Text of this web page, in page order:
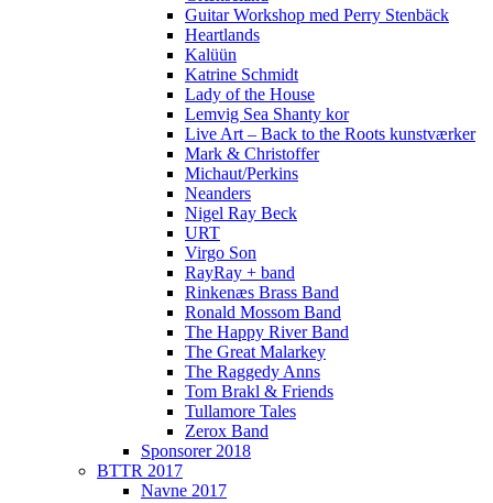
Guitar Workshop med Perry Stenbäck
Heartlands
Kalüün
Katrine Schmidt
Lady of the House
Lemvig Sea Shanty kor
Live Art – Back to the Roots kunstværker
Mark & Christoffer
Michaut/Perkins
Neanders
Nigel Ray Beck
URT
Virgo Son
RayRay + band
Rinkenæs Brass Band
Ronald Mossom Band
The Happy River Band
The Great Malarkey
The Raggedy Anns
Tom Brakl & Friends
Tullamore Tales
Zerox Band
Sponsorer 2018
BTTR 2017
Navne 2017